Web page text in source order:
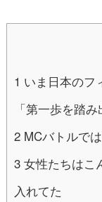
1 いま日本のフ
「第一歩を踏み
2MCバトルで
3女性たちはこ
入れてた